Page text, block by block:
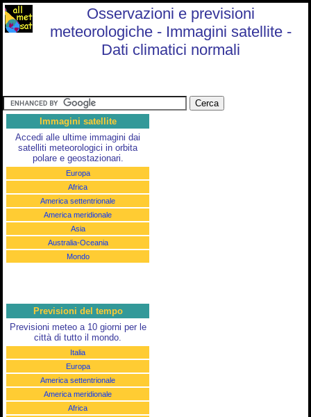
Osservazioni e previsioni
meteorologiche - Immagini satellite -
Dati climatici normali
Immagini satellite
Accedi alle ultime immagini dai
satelliti meteorologici in orbita
polare e geostazionari.
Europa
Africa
America settentrionale
America meridionale
Asia
Australia-Oceania
Mondo
Previsioni del tempo
Previsioni meteo a 10 giorni per le
città di tutto il mondo.
Italia
Europa
America settentrionale
America meridionale
Africa